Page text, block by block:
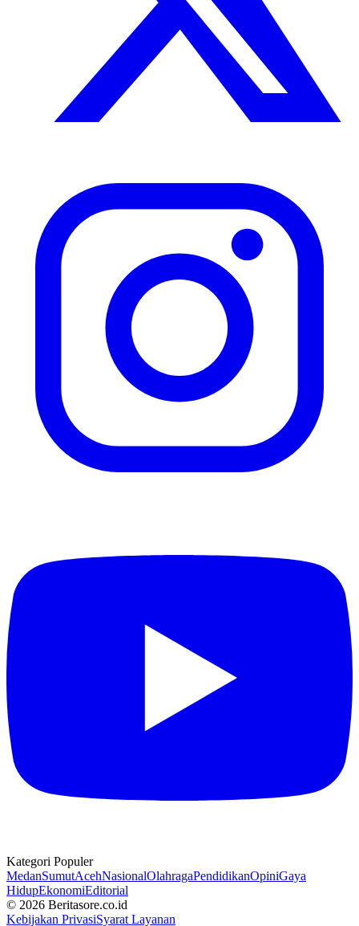
Kategori Populer
MedanSumutAcehNasionalOlahragaPendidikanOpiniGaya
HidupEkonomiEditorial
© 2026 Beritasore.co.id
Kebijakan PrivasiSyarat Layanan